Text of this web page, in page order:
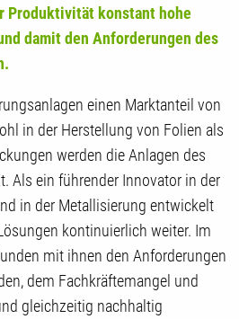
Produktivität konstant hohe
damit den Anforderungen des
einen Marktanteil von
in der Herstellung von Folien als
werden die Anlagen des
Als ein führender Innovator in der
in der Metallisierung entwickelt
kontinuierlich weiter. Im
mit ihnen den Anforderungen
dem Fachkräftemangel und
gleichzeitig nachhaltig